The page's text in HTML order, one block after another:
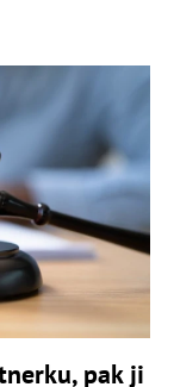
pak ji